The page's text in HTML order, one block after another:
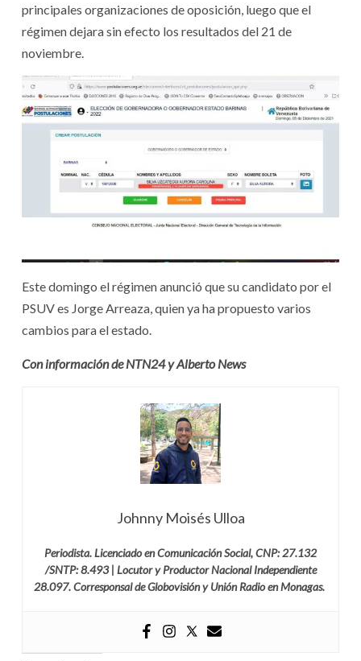
principales organizaciones de oposición, luego que el
régimen dejara sin efecto los resultados del 21 de
noviembre.
Este domingo el régimen anunció que su candidato por el
PSUV es Jorge Arreaza, quien ya ha propuesto varios
cambios para el estado.
Con información de NTN24 y Alberto News
Johnny Moisés Ulloa
Periodista. Licenciado en Comunicación Social, CNP: 27.132
/SNTP: 8.493 | Locutor y Productor Nacional Independiente
28.097. Corresponsal de Globovisión y Unión Radio en Monagas.